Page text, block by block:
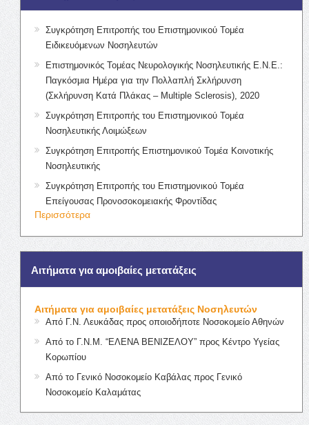
Συγκρότηση Επιτροπής του Επιστημονικού Τομέα
Ειδικευόμενων Νοσηλευτών
Επιστημονικός Τομέας Νευρολογικής Νοσηλευτικής Ε.Ν.Ε.:
Παγκόσμια Ημέρα για την Πολλαπλή Σκλήρυνση
(Σκλήρυνση Κατά Πλάκας – Multiple Sclerosis), 2020
Συγκρότηση Επιτροπής του Επιστημονικού Τομέα
Νοσηλευτικής Λοιμώξεων
Συγκρότηση Επιτροπής Επιστημονικού Τομέα Κοινοτικής
Νοσηλευτικής
Συγκρότηση Επιτροπής του Επιστημονικού Τομέα
Επείγουσας Προνοσοκομειακής Φροντίδας
Περισσότερα
Αιτήματα για αμοιβαίες μετατάξεις
Αιτήματα για αμοιβαίες μετατάξεις Νοσηλευτών
Από Γ.Ν. Λευκάδας προς οποιοδήποτε Νοσοκομείο Αθηνών
Από το Γ.Ν.Μ. “ΕΛΕΝΑ ΒΕΝΙΖΕΛΟΥ” προς Κέντρο Υγείας
Κορωπίου
Από το Γενικό Νοσοκομείο Καβάλας προς Γενικό
Νοσοκομείο Καλαμάτας